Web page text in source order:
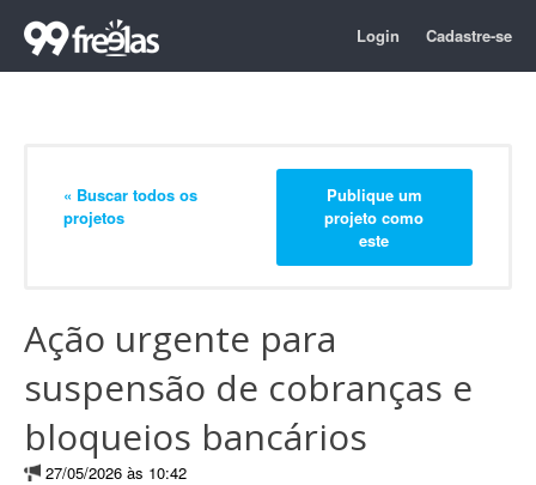
Login Cadastre-se
« Buscar todos os
projetos
Publique um
projeto como
este
Ação urgente para
suspensão de cobranças e
bloqueios bancários
27/05/2026 às 10:42